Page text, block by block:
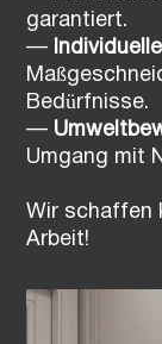
garantiert.
—
Bedürfnisse.
—
Umgang mit
Wir schaffen
Arbeit!